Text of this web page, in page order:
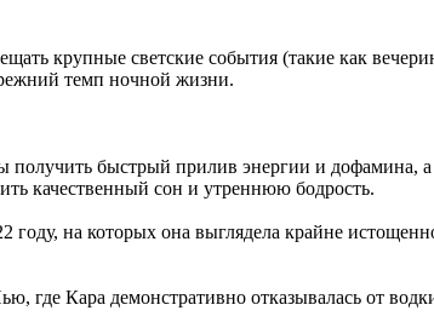
крупные светские события (такие как
темп ночной жизни.
получить быстрый прилив энергии и дофамина,
качественный сон и утреннюю бодрость.
на которых она выглядела крайне
где Кара демонстративно отказывалась от